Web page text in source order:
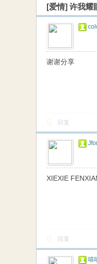
[爱情] 许我耀
谢谢分享
回复
XIEXIE
回复
嘻